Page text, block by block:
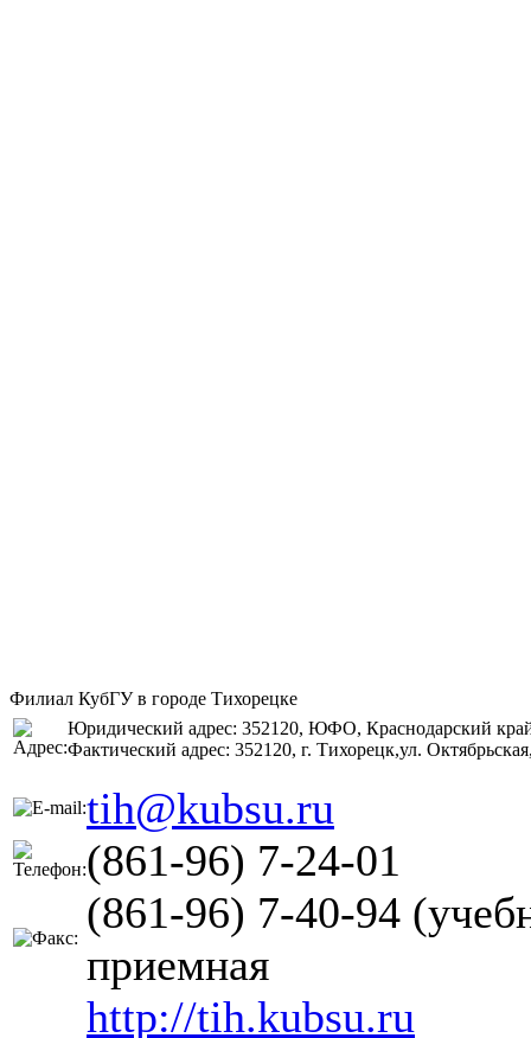
Филиал КубГУ в городе Тихорецке
Юридический адрес: 352120, ЮФО, Краснодарский
Фактический адрес: 352120, г. Тихорецк,ул.
tih@kubsu.ru
(861-96) 7-24-01
(861-96) 7-40-94
приемная
http://tih.kubsu.ru